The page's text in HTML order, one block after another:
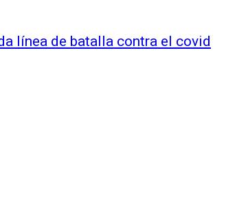
línea de batalla contra el covid